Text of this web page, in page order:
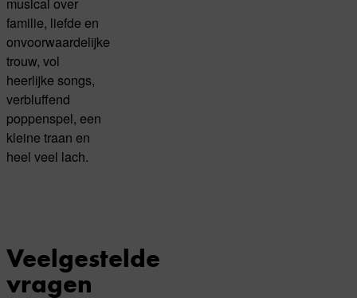
familie, liefde en
onvoorwaardelijke
trouw, vol
heerlijke songs,
verbluffend
poppenspel, een
kleine traan en
heel veel lach.
Veelgestelde
vragen